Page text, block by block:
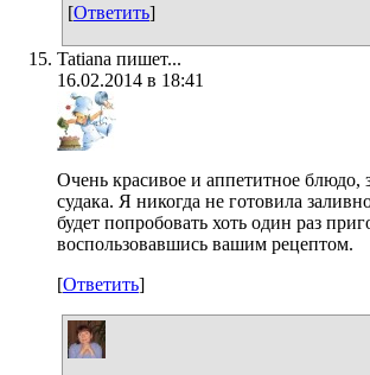
[Ответить]
Tatiana пишет...
16.02.2014 в 18:41
Очень красивое и аппетитное блюдо,
судака. Я никогда не готовила
будет попробовать хоть один раз
воспользовавшись вашим рецептом.
[Ответить]